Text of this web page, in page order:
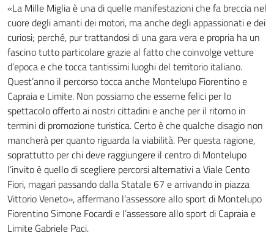
«La Mille Miglia è una di quelle manifestazioni che fa breccia nel
cuore degli amanti dei motori, ma anche degli appassionati e dei
curiosi; perché, pur trattandosi di una gara vera e propria ha un
fascino tutto particolare grazie al fatto che coinvolge vetture
d’epoca e che tocca tantissimi luoghi del territorio italiano.
Quest’anno il percorso tocca anche Montelupo Fiorentino e
Capraia e Limite. Non possiamo che esserne felici per lo
spettacolo offerto ai nostri cittadini e anche per il ritorno in
termini di promozione turistica. Certo è che qualche disagio non
mancherà per quanto riguarda la viabilità. Per questa ragione,
soprattutto per chi deve raggiungere il centro di Montelupo
l’invito è quello di scegliere percorsi alternativi a Viale Cento
Fiori, magari passando dalla Statale 67 e arrivando in piazza
Vittorio Veneto», affermano l’assessore allo sport di Montelupo
Fiorentino Simone Focardi e l’assessore allo sport di Capraia e
Limite Gabriele Paci.